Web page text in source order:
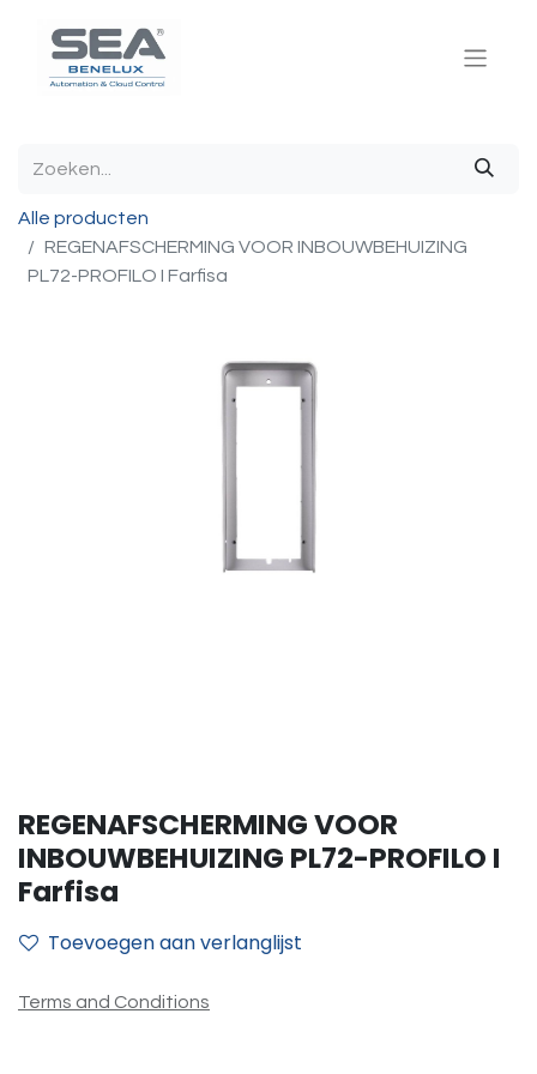
Alle producten
REGENAFSCHERMING VOOR INBOUWBEHUIZING
PL72-PROFILO I Farfisa
REGENAFSCHERMING VOOR
INBOUWBEHUIZING PL72-PROFILO I
Farfisa
Toevoegen aan verlanglijst
Terms and Conditions